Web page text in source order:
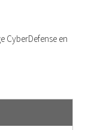
CyberDefense en